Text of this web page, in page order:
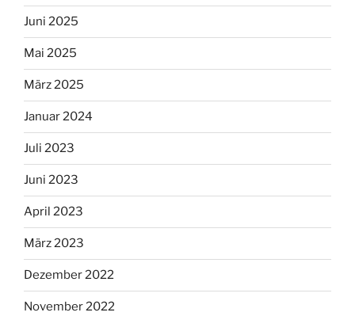
Juni 2025
Mai 2025
März 2025
Januar 2024
Juli 2023
Juni 2023
April 2023
März 2023
Dezember 2022
November 2022